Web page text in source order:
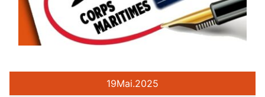
19Mai.2025